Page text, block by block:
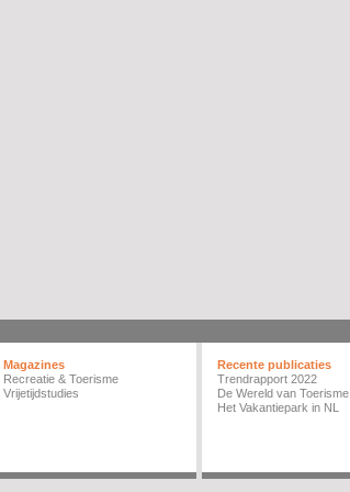
Magazines
Recreatie & Toerisme
Vrijetijdstudies
Recente publicaties
Trendrapport 2022
De Wereld van Toerisme
Het Vakantiepark in NL